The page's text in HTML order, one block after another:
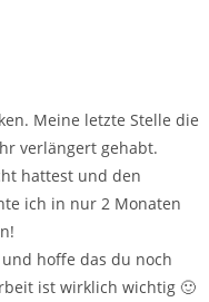
Meine letzte Stelle die
verlängert gehabt.
hattest und den
ich in nur 2 Monaten
hoffe das du noch
ist wirklich wichtig 🙂